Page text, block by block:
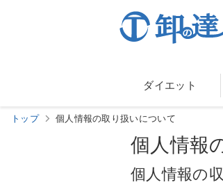
ダイエット
トップ 個人情報の取り扱いについて
個人情報
個人情報の